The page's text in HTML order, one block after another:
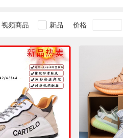
视频商品 新品 价格